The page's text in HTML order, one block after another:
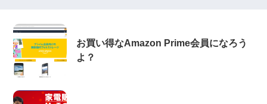
お買い得なAmazon Prime会員になろう
よ？